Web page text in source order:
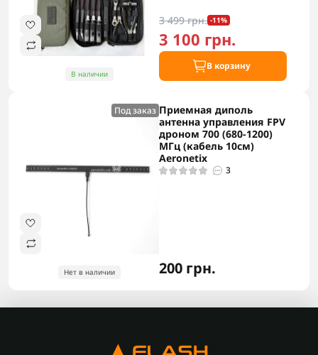
В наличии
3 499 грн. -11%
3 100 грн.
В корзину
Под заказ
Нет в наличии
Приемная диполь
антенна управления FPV
дроном 700 (680-1200)
МГц (кабель 10см)
Aeronetix
3
200 грн.